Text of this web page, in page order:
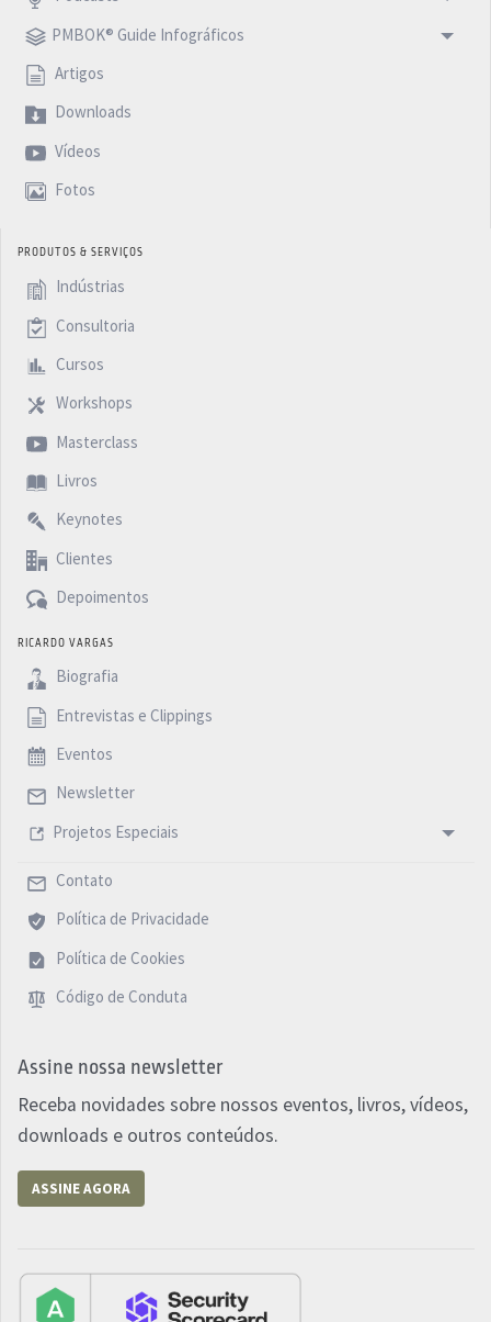
PMBOK® Guide Infográficos
Artigos
Downloads
Vídeos
Fotos
PRODUTOS & SERVIÇOS
Indústrias
Consultoria
Cursos
Workshops
Masterclass
Livros
Keynotes
Clientes
Depoimentos
RICARDO VARGAS
Biografia
Entrevistas e Clippings
Eventos
Newsletter
Projetos Especiais
Contato
Política de Privacidade
Política de Cookies
Código de Conduta
Assine nossa newsletter
Receba novidades sobre nossos eventos, livros, vídeos,
downloads e outros conteúdos.
ASSINE AGORA